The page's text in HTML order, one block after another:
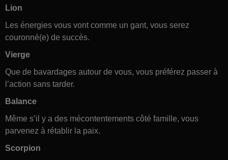
Lion
Les énergies vous vont comme un gant, vous serez
couronné(e) de succès.
Vierge
Que de bavardages autour de vous, vous préférez passer à
l’action sans tarder.
Balance
Même s’il y a des mécontentements côté famille, vous
parvenez à rétablir la paix.
Scorpion